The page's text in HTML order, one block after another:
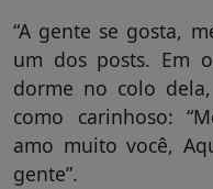
“A gente se gosta,
um dos posts. Em
dorme no colo
como carinhoso:
amo muito você,
gente”.